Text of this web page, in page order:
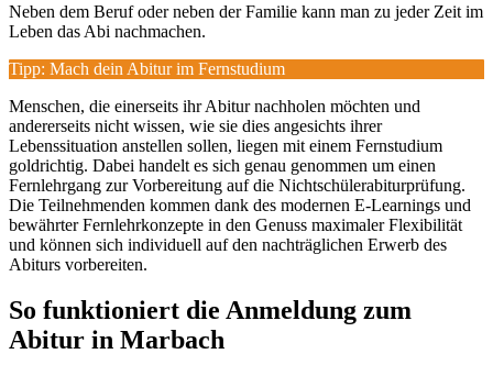
Neben dem Beruf oder neben der Familie kann man zu jeder Zeit im
Leben das Abi nachmachen.
Tipp: Mach dein Abitur im Fernstudium
Menschen, die einerseits ihr Abitur nachholen möchten und
andererseits nicht wissen, wie sie dies angesichts ihrer
Lebenssituation anstellen sollen, liegen mit einem Fernstudium
goldrichtig. Dabei handelt es sich genau genommen um einen
Fernlehrgang zur Vorbereitung auf die Nichtschülerabiturprüfung.
Die Teilnehmenden kommen dank des modernen E-Learnings und
bewährter Fernlehrkonzepte in den Genuss maximaler Flexibilität
und können sich individuell auf den nachträglichen Erwerb des
Abiturs vorbereiten.
So funktioniert die Anmeldung zum
Abitur in Marbach